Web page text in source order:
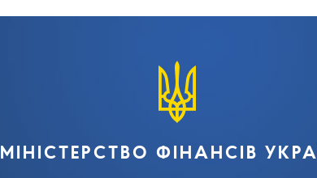
МІНІСТЕРСТВО ФІНАНСІВ